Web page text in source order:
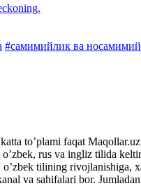
#самимийлик ва
toʼplami faqat
rus va ingliz tilida
tilining rivojlanishiga,
va sahifalari bor. Jumladan